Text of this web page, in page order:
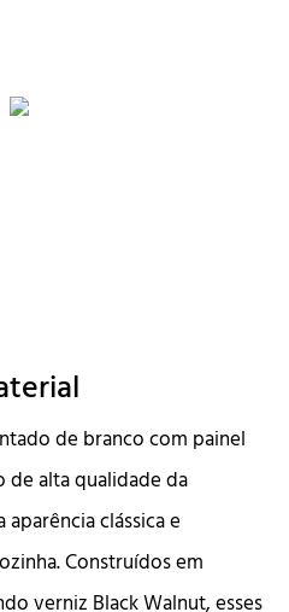
de branco com painel
de alta qualidade da
clássica e
Construídos em
verniz Black Walnut, esses